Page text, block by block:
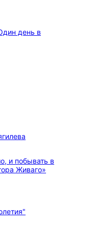
и побывать в
Живаго»